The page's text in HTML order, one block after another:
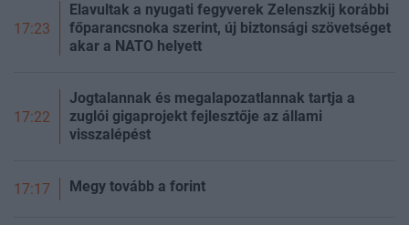
17:23
Elavultak a nyugati fegyverek Zelenszkij korábbi
főparancsnoka szerint, új biztonsági szövetséget
akar a NATO helyett
17:22
Jogtalannak és megalapozatlannak tartja a
zuglói gigaprojekt fejlesztője az állami
visszalépést
17:17 Megy tovább a forint